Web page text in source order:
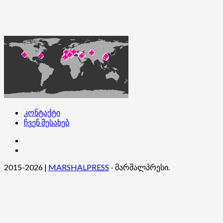
კონტაქტი
ჩვენ შესახებ
2015-2026 | MARSHALPRESS - მარშალპრესი.